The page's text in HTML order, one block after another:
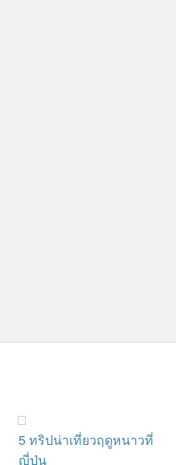
5 ทริปน่าเที่ยวฤดูหนาวที่
ญี่ปุ่น